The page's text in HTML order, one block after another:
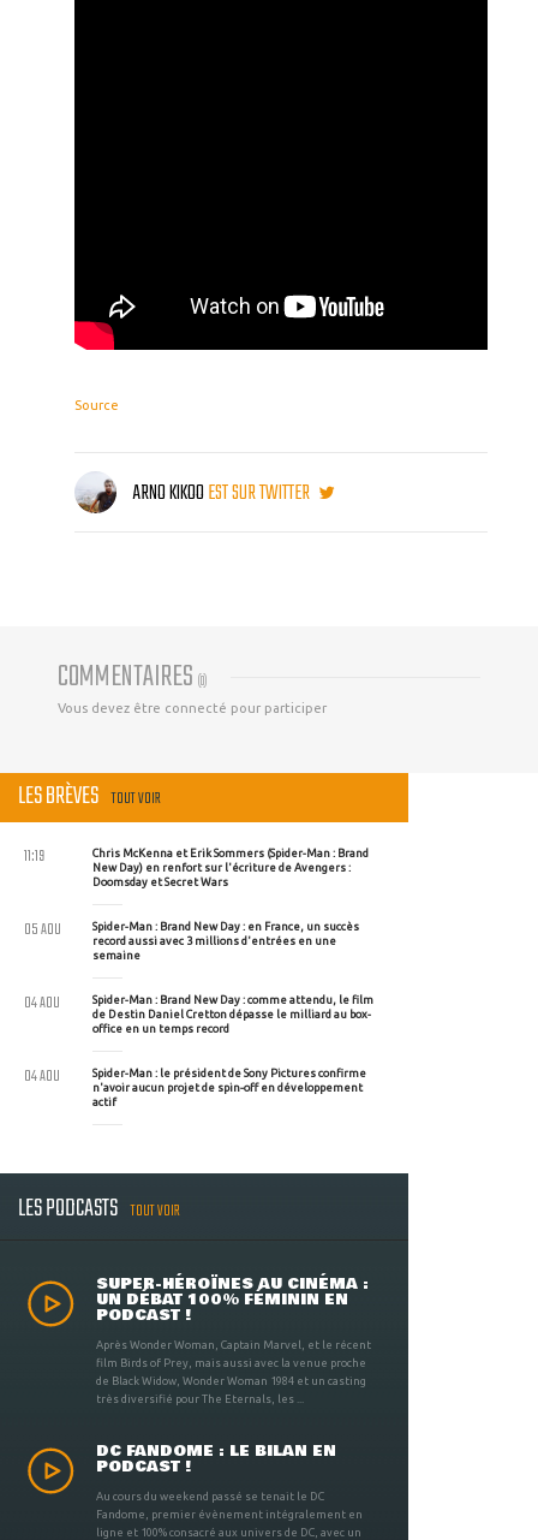
Source
ARNO KIKOOEST SUR TWITTER
COMMENTAIRES (0)
Vous devez être connecté pour participer
LES BRÈVES TOUT VOIR
Chris McKenna et Erik Sommers (Spider-Man : Brand
New Day) en renfort sur l'écriture de Avengers :
Doomsday et Secret Wars
11:19
Spider-Man : Brand New Day : en France, un succès
record aussi avec 3 millions d'entrées en une
semaine
05 AOU
Spider-Man : Brand New Day : comme attendu, le film
de Destin Daniel Cretton dépasse le milliard au box-
office en un temps record
04 AOU
Spider-Man : le président de Sony Pictures confirme
n'avoir aucun projet de spin-off en développement
actif
04 AOU
LES PODCASTS TOUT VOIR
SUPER-HÉROÏNES AU CINÉMA :
UN DÉBAT 100% FÉMININ EN
PODCAST !
Après Wonder Woman, Captain Marvel, et le récent
film Birds of Prey, mais aussi avec la venue proche
de Black Widow, Wonder Woman 1984 et un casting
très diversifié pour The Eternals, les ...
DC FANDOME : LE BILAN EN
PODCAST !
Au cours du weekend passé se tenait le DC
Fandome, premier évènement intégralement en
ligne et 100% consacré aux univers de DC, avec un